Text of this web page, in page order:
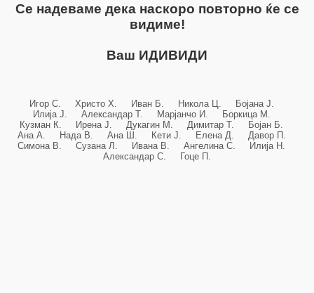
Се надеваме дека наскоро повторно ќе се
видиме!
Ваш ИДИВИДИ
Игор С. Христо Х. Иван Б. Никола Ц. Бојана Ј.
Илија Ј. Александар Т. Марјанчо И. Боркица М.
Кузман К. Ирена Ј. Дукагин М. Димитар Т. Бојан Б.
Ана А. Нада В. Ана Ш. Кети Ј. Елена Д. Давор П.
Симона В. Сузана Л. Ивана В. Ангелина С. Илија Н.
Александар С. Гоце П.